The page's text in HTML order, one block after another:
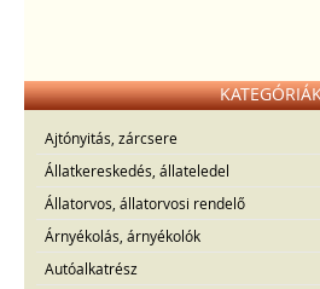
Ajtónyitás, zárcsere
Állatkereskedés, állateledel
Állatorvos, állatorvosi rendelő
Árnyékolás, árnyékolók
Autóalkatrész